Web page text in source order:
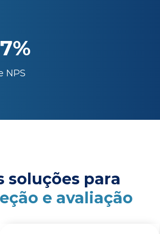
NPS
soluções para
e avaliação